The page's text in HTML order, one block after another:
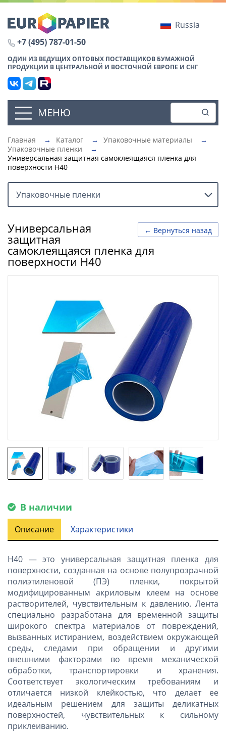
Russia
+7 (495) 787-01-50
ОДИН ИЗ ВЕДУЩИХ ОПТОВЫХ ПОСТАВЩИКОВ БУМАЖНОЙ
ПРОДУКЦИИ В ЦЕНТРАЛЬНОЙ И ВОСТОЧНОЙ ЕВРОПЕ И СНГ
МЕНЮ
Главная → Каталог → Упаковочные материалы
→
Упаковочные пленки
→
Универсальная защитная самоклеящаяся пленка для
поверхности H40
Упаковочные пленки
← Вернуться назад
Универсальная
защитная
самоклеящаяся пленка для
поверхности H40
В наличии
Описание Характеристики
H40 — это универсальная защитная пленка для
поверхности, созданная на основе полупрозрачной
полиэтиленовой (ПЭ) пленки, покрытой
модифицированным акриловым клеем на основе
растворителей, чувствительным к давлению. Лента
специально разработана для временной защиты
широкого спектра материалов от повреждений,
вызванных истиранием, воздействием окружающей
среды, следами при обращении и другими
внешними факторами во время механической
обработки, транспортировки и хранения.
Соответствует экологическим требованиям и
отличается низкой клейкостью, что делает ее
идеальным решением для защиты деликатных
поверхностей, чувствительных к сильному
приклеиванию.